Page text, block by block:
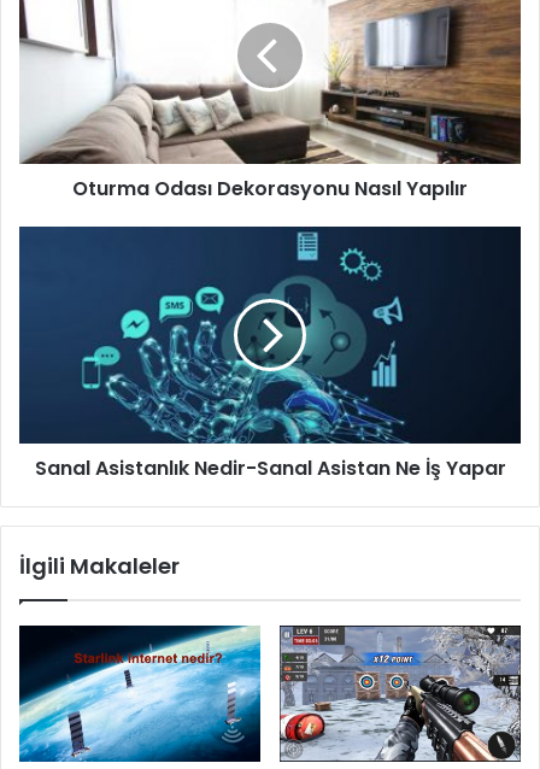
Dekorasyonu
Nasıl
Yapılır
Oturma Odası Dekorasyonu Nasıl Yapılır
Sanal Asistanlık Nedir-Sanal Asistan Ne İş Yapar
İlgili Makaleler